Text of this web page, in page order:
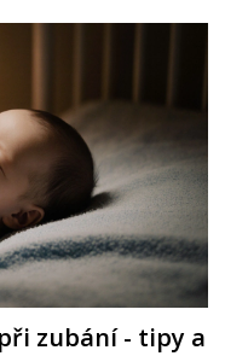
zubání - tipy a